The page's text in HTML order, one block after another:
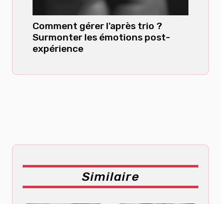
Comment gérer l'après trio ?
Surmonter les émotions post-
expérience
Similaire